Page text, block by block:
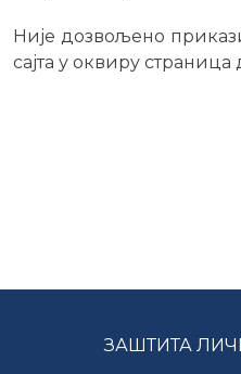
Није дозвољено
сајта у оквиру страница
ЗАШТИТА